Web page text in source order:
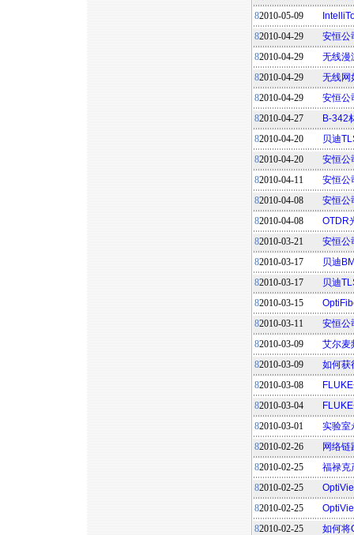
82010-05-09
82010-04-29
安恒公
82010-04-29
无线漫
82010-04-29
无线网
82010-04-29
安恒公
82010-04-27
B-342
82010-04-20
贝迪
82010-04-20
安恒公
82010-04-11
安恒公
82010-04-08
安恒公
82010-04-08
OTDR
82010-03-21
安恒公
82010-03-17
贝迪
82010-03-17
贝迪
82010-03-15
82010-03-11
安恒公
82010-03-09
艾尔麦
82010-03-09
如何获
82010-03-08
82010-03-04
82010-03-01
实验室
82010-02-26
网络
82010-02-25
福禄克
82010-02-25
82010-02-25
82010-02-25 如何将